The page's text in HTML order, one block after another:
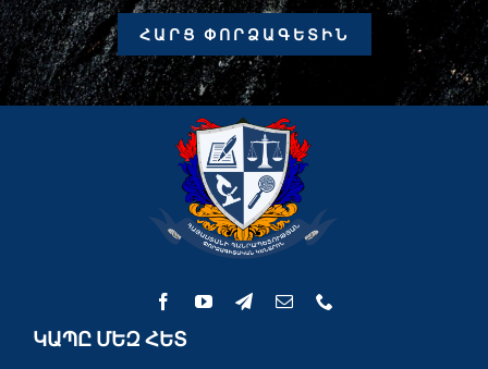
ՀԱՐՑ ՓՈՐՁԱԳԵՏԻՆ
ԿԱՊԸ ՄԵԶ ՀԵՏ